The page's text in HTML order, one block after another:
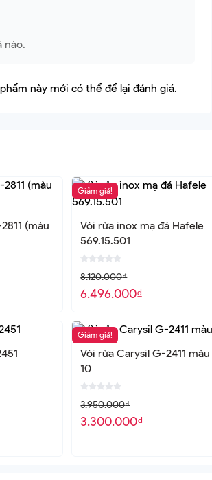
nào.
này mới có thể để lại đánh giá.
(màu
Giảm giá!
Vòi rửa inox mạ đá Hafele
569.15.501
8.120.000₫
6.496.000₫
Giảm giá!
Vòi rửa Carysil G-2411 màu
10
3.950.000₫
3.300.000₫